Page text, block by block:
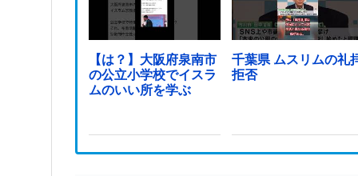
【は？】大阪府泉南市
の公立小学校でイスラ
ムのいい所を学ぶ
千葉県 ムスリムの礼
拒否